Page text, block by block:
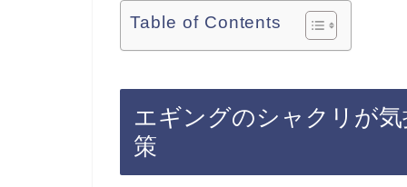
Table of Contents
エギングのシャクリが
策